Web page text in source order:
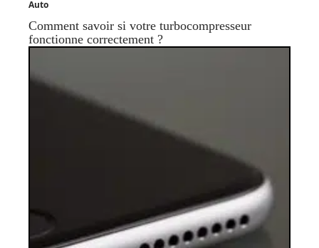
Auto
Comment savoir si votre turbocompresseur
fonctionne correctement ?